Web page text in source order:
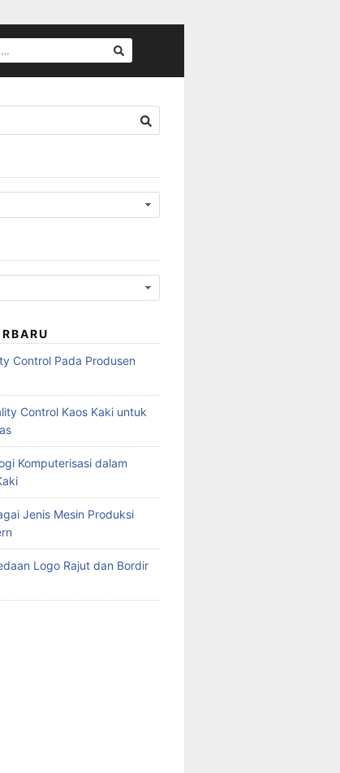
UNTUK:
Control Pada Produsen
Control Kaos Kaki untuk
Komputerisasi dalam
Jenis Mesin Produksi
Logo Rajut dan Bordir